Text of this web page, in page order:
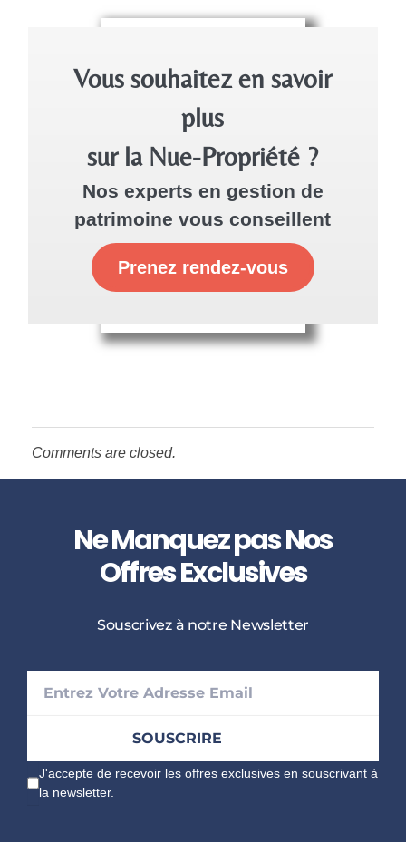
Vous souhaitez en savoir
plus
sur la Nue-Propriété ?
Nos experts en gestion de
patrimoine vous conseillent
Prenez rendez-vous
Comments are closed.
Ne Manquez pas Nos
Offres Exclusives
Souscrivez à notre Newsletter
J'accepte de recevoir les offres exclusives en souscrivant à
la newsletter.